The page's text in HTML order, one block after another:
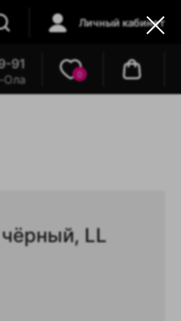
Личный кабинет
Ола
91
0
LL